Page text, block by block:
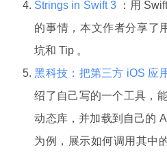
Strings in Swift 3
：用
的事情，本文作者分享了
坑和 Tip 。
黑科技：把第三方 iOS 应
绍了自己写的一个工具，
动态库，并加载到自己的
为例，展示如何调用其中